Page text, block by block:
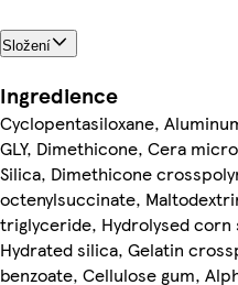
Složení
Ingredience
Cyclopentasiloxane,
GLY, Dimethicone, Cera
Silica, Dimethicone
octenylsuccinate,
triglyceride, Hydrolysed
Hydrated silica, Gelatin
benzoate, Cellulose gum,